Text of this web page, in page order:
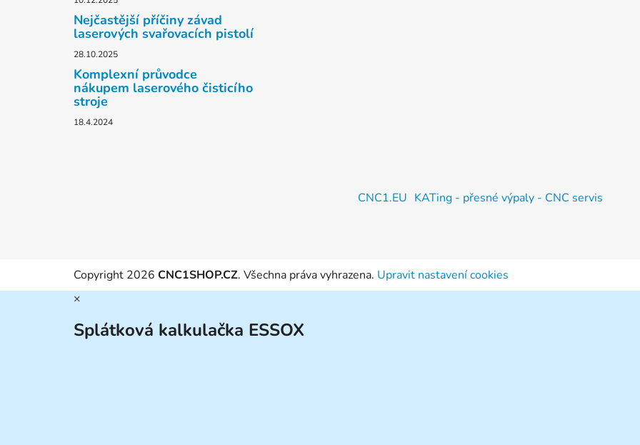
Nejčastější příčiny závad
laserových svařovacích pistolí
28.10.2025
Komplexní průvodce
nákupem laserového čisticího
stroje
18.4.2024
CNC1.EU KATing - přesné výpaly - CNC servis
Copyright 2026 CNC1SHOP.CZ. Všechna práva vyhrazena. Upravit nastavení cookies
×
Splátková kalkulačka ESSOX